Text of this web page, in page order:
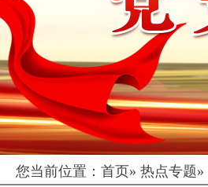
您当前位置： 首页» 热点专题»